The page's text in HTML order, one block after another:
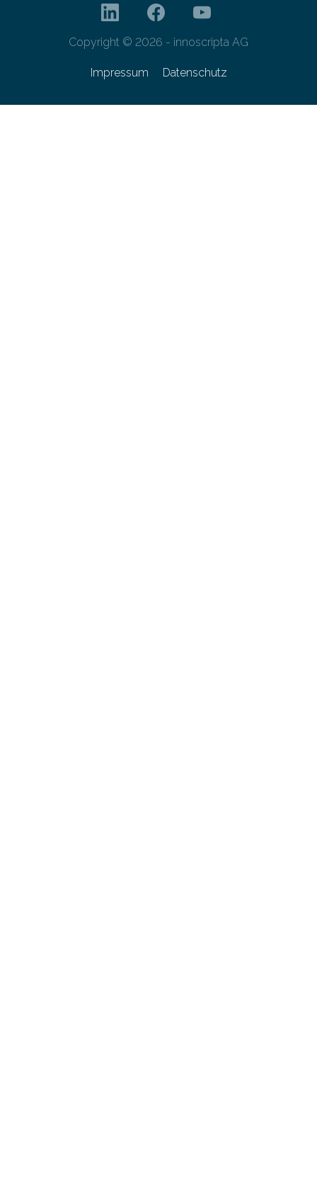
Copyright © 2026 - innoscripta AG
Impressum Datenschutz